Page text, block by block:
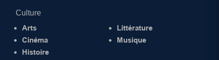
Culture
Arts
Cinéma
Histoire
Littérature
Musique